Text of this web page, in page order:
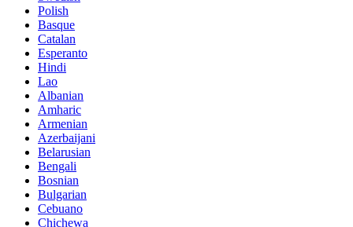
Polish
Basque
Catalan
Esperanto
Hindi
Lao
Albanian
Amharic
Armenian
Azerbaijani
Belarusian
Bengali
Bosnian
Bulgarian
Cebuano
Chichewa